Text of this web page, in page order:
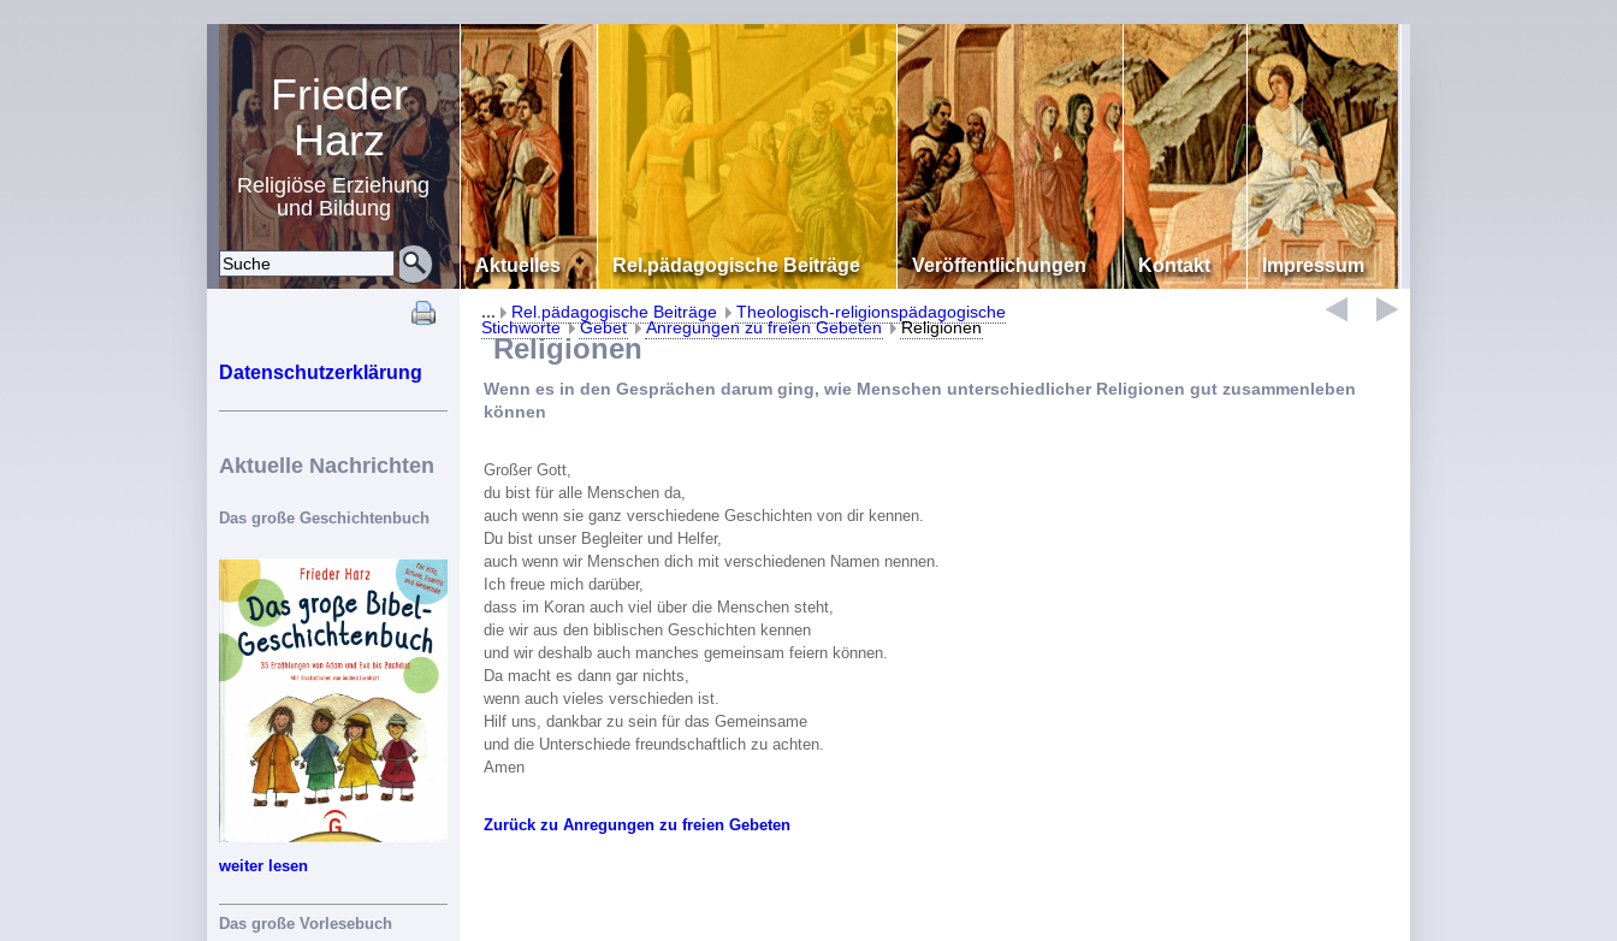
Frieder
Harz
Religiöse Erziehung
und Bildung
Aktuelles Rel.pädagogische Beiträge Veröffentlichungen Kontakt Impressum
Datenschutzerklärung
Aktuelle Nachrichten
Das große Geschichtenbuch
weiter lesen
Das große Vorlesebuch
... Rel.pädagogische Beiträge
Theologisch-religionspädagogische
Stichworte
Gebet Anregungen zu freien Gebeten Religionen
Religionen
Wenn es in den Gesprächen darum ging, wie Menschen unterschiedlicher Religionen gut zusammenleben
können
Großer Gott,
du bist für alle Menschen da,
auch wenn sie ganz verschiedene Geschichten von dir kennen.
Du bist unser Begleiter und Helfer,
auch wenn wir Menschen dich mit verschiedenen Namen nennen.
Ich freue mich darüber,
dass im Koran auch viel über die Menschen steht,
die wir aus den biblischen Geschichten kennen
und wir deshalb auch manches gemeinsam feiern können.
Da macht es dann gar nichts,
wenn auch vieles verschieden ist.
Hilf uns, dankbar zu sein für das Gemeinsame
und die Unterschiede freundschaftlich zu achten.
Amen
Zurück zu Anregungen zu freien Gebeten